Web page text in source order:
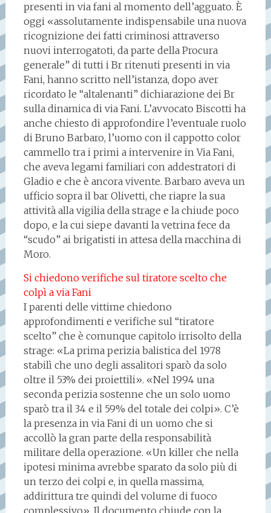
presenti in via fani al momento dell’agguato. È
oggi «assolutamente indispensabile una nuova
ricognizione dei fatti criminosi attraverso
nuovi interrogatoti, da parte della Procura
generale” di tutti i Br ritenuti presenti in via
Fani, hanno scritto nell’istanza, dopo aver
ricordato le “altalenanti” dichiarazione dei Br
sulla dinamica di via Fani. L’avvocato Biscotti ha
anche chiesto di approfondire l’eventuale ruolo
di Bruno Barbaro, l’uomo con il cappotto color
cammello tra i primi a intervenire in Via Fani,
che aveva legami familiari con addestratori di
Gladio e che è ancora vivente. Barbaro aveva un
ufficio sopra il bar Olivetti, che riapre la sua
attività alla vigilia della strage e la chiude poco
dopo, e la cui siepe davanti la vetrina fece da
“scudo” ai brigatisti in attesa della macchina di
Moro.
Si chiedono verifiche sul tiratore scelto che
colpì a via Fani
I parenti delle vittime chiedono
approfondimenti e verifiche sul “tiratore
scelto” che è comunque capitolo irrisolto della
strage: «La prima perizia balistica del 1978
stabilì che uno degli assalitori sparò da solo
oltre il 53% dei proiettili». «Nel 1994 una
seconda perizia sostenne che un solo uomo
sparò tra il 34 e il 59% del totale dei colpi». C’è
la presenza in via Fani di un uomo che si
accollò la gran parte della responsabilità
militare della operazione. «Un killer che nella
ipotesi minima avrebbe sparato da solo più di
un terzo dei colpi e, in quella massima,
addirittura tre quindi del volume di fuoco
complessivo». Il documento chiude con la